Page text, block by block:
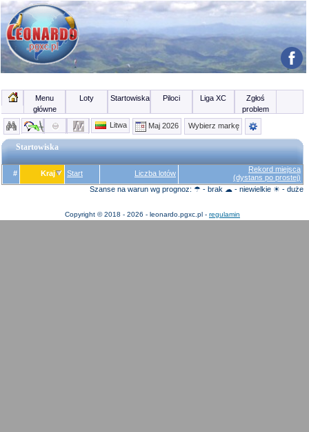
Menu
główne
Loty Startowiska Piloci Liga XC
Zgłoś
problem
Litwa
Maj 2026 Wybierz markę
Startowiska
# Kraj Start Liczba lotów
Rekord miejsca
(dystans po prostej)
Szanse na warun wg prognoz: ☂ - brak ☁ - niewielkie ☀ - duże
Copyright © 2018 - 2026 - leonardo.pgxc.pl - regulamin